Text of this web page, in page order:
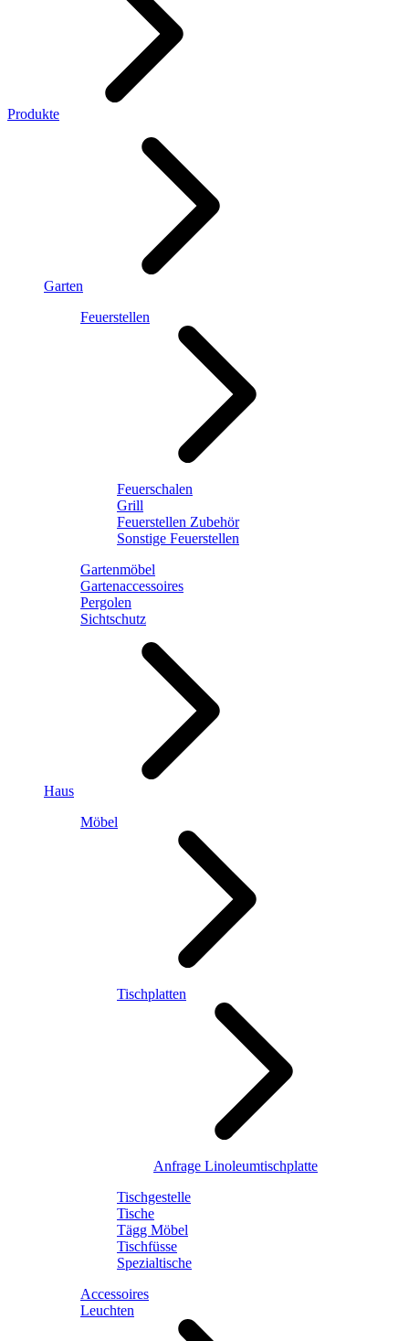
Produkte
Garten
Feuerstellen
Feuerschalen
Grill
Feuerstellen Zubehör
Sonstige Feuerstellen
Gartenmöbel
Gartenaccessoires
Pergolen
Sichtschutz
Haus
Möbel
Tischplatten
Anfrage Linoleumtischplatte
Tischgestelle
Tische
Tägg Möbel
Tischfüsse
Spezialtische
Accessoires
Leuchten